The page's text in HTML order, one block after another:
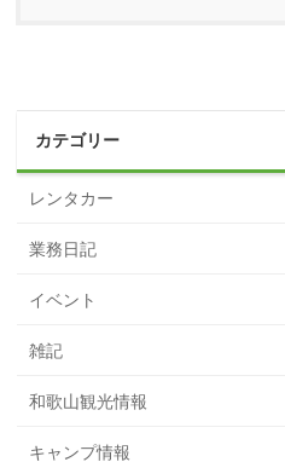
カテゴリー
レンタカー
業務日記
イベント
雑記
和歌山観光情報
キャンプ情報